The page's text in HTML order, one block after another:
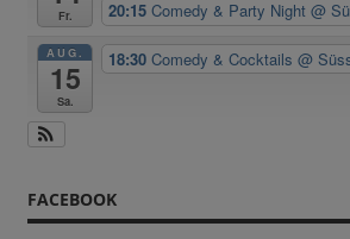
Fr.
20:15Comedy & Party Night@
AUG.
15
Sa.
18:30Comedy & Cocktails@
FACEBOOK